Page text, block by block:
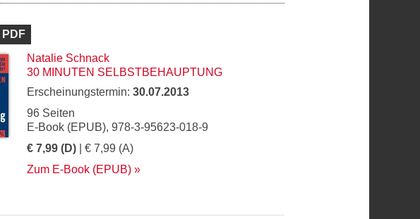
PDF
Natalie Schnack
30 MINUTEN SELBSTBEHAUPTUNG
Erscheinungstermin: 30.07.2013
96 Seiten
E-Book (EPUB), 978-3-95623-018-9
€ 7,99 (D) | € 7,99 (A)
Zum E-Book (EPUB)